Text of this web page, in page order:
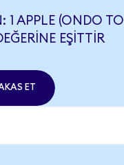
APPLE (ONDO
EŞITTIR
ET